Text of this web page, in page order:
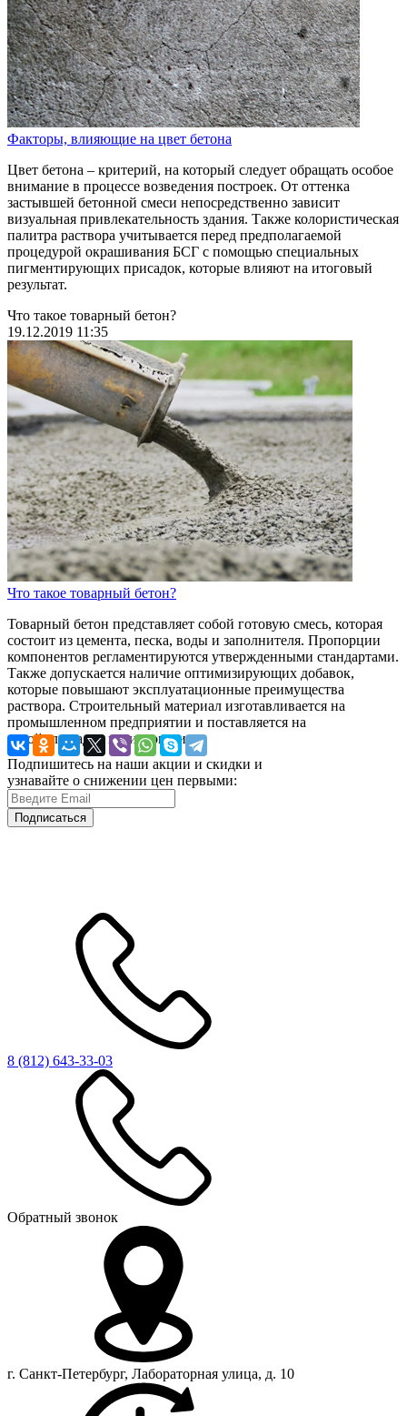
Факторы, влияющие на цвет бетона
Цвет бетона – критерий, на который следует обращать особое
внимание в процессе возведения построек. От оттенка
застывшей бетонной смеси непосредственно зависит
визуальная привлекательность здания. Также колористическая
палитра раствора учитывается перед предполагаемой
процедурой окрашивания БСГ с помощью специальных
пигментирующих присадок, которые влияют на итоговый
результат.
Что такое товарный бетон?
19.12.2019 11:35
Что такое товарный бетон?
Товарный бетон представляет собой готовую смесь, которая
состоит из цемента, песка, воды и заполнителя. Пропорции
компонентов регламентируются утвержденными стандартами.
Также допускается наличие оптимизирующих добавок,
которые повышают эксплуатационные преимущества
раствора. Строительный материал изготавливается на
промышленном предприятии и поставляется на
стройплощадку в жидком виде.
Подпишитесь на наши акции и скидки и
узнавайте о снижении цен первыми:
Подписаться
8 (812) 643-33-03
Обратный звонок
г. Санкт-Петербург, Лабораторная улица, д. 10